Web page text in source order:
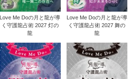
Love Me Doの月と龍が導
く守護龍占術 2027 灯の
龍
Love Me Doの月と龍が導
く守護龍占術 2027 舞の
龍